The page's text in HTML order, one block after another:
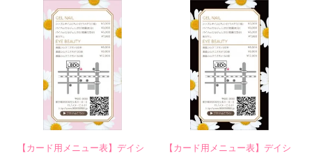
【カード用メニュー表】デイシ
【カード用メニュー表】デイシ